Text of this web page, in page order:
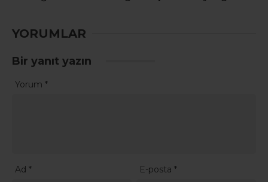
YORUMLAR
Bir yanıt yazın
Yorum *
Ad * E-posta*